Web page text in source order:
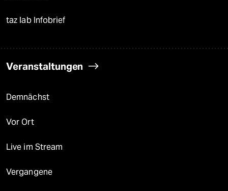
taz lab Infobrief
Veranstaltungen
Demnächst
Vor Ort
Live im Stream
Vergangene